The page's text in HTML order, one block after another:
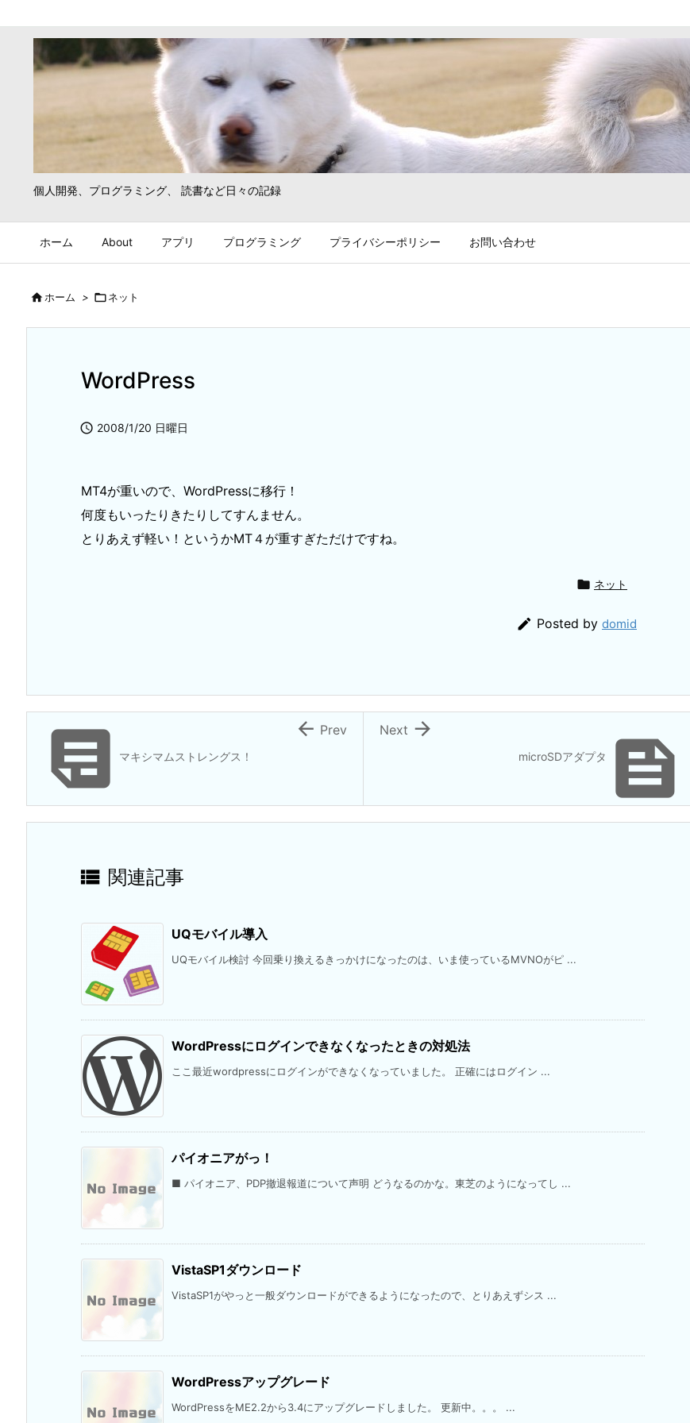
個人開発、プログラミング、 読書など日々の記録
ホーム About アプリ プログラミング プライバシーポリシー お問い合わせ
ホーム > ネット
WordPress
 2008/1/20 日曜日
MT4が重いので、WordPressに移行！
何度もいったりきたりしてすんません。
とりあえず軽い！というかMT４が重すぎただけですね。
 ネット
 Posted by domid

microSDアダプタ

Next
マキシマムストレングス！
 Prev
 関連記事
UQモバイル導入
UQモバイル検討 今回乗り換えるきっかけになったのは、いま使っているMVNOがピ ...
WordPressにログインできなくなったときの対処法
ここ最近wordpressにログインができなくなっていました。 正確にはログイン ...
パイオニアがっ！
■ パイオニア、PDP撤退報道について声明 どうなるのかな。東芝のようになってし ...
VistaSP1ダウンロード
VistaSP1がやっと一般ダウンロードができるようになったので、とりあえずシス ...
WordPressアップグレード
WordPressをME2.2から3.4にアップグレードしました。 更新中。。。 ...